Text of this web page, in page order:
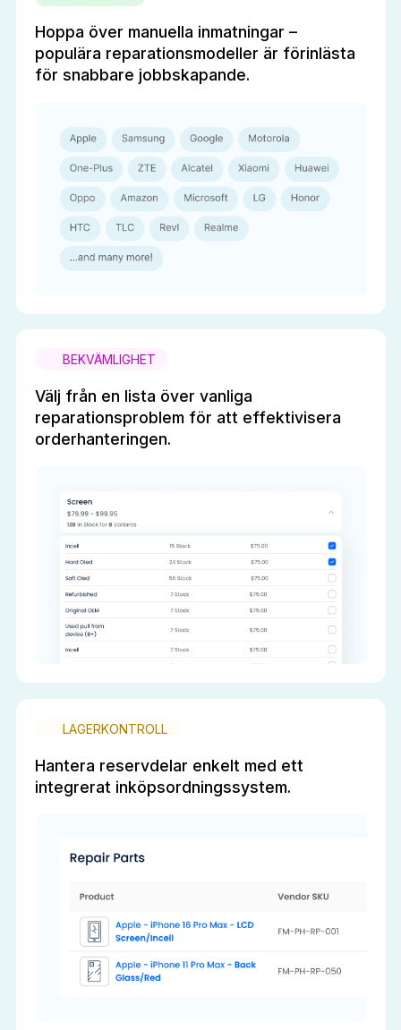
Hoppa över manuella inmatningar –
populära reparationsmodeller är förinlästa
för snabbare jobbskapande.
BEKVÄMLIGHET
Välj från en lista över vanliga
reparationsproblem för att effektivisera
orderhanteringen.
LAGERKONTROLL
Hantera reservdelar enkelt med ett
integrerat inköpsordningssystem.